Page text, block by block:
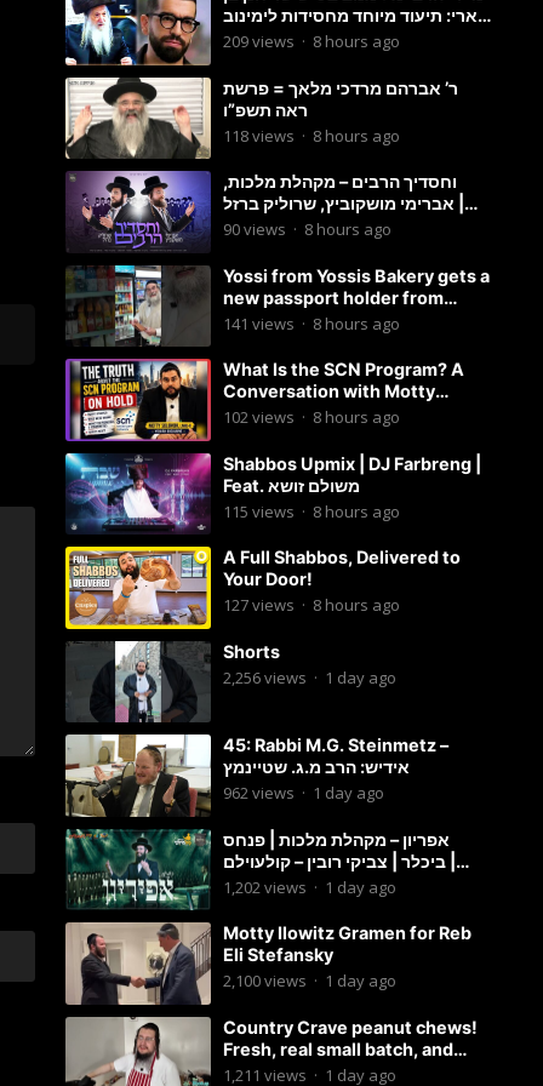
ארי: תיעוד מיוחד מחסידות לימינוב
שרים את השיר “השיבנו”
209views · 8 hours ago
ר’ אברהם מרדכי מלאך = פרשת
ראה תשפ”ו
118views · 8 hours ago
וחסדיך הרבים – מקהלת מלכות,
אברימי מושקוביץ, שרוליק ברזל |
Malchus Choir
90views · 8 hours ago
Yossi from Yossis Bakery gets a
new passport holder from
Globekeeper.co
141 views · 8 hours ago
What Is the SCN Program? A
Conversation with Motty
Solomon
102views · 8 hours ago
Shabbos Upmix | DJ Farbreng |
Feat. משולם זושא
115 views · 8 hours ago
A Full Shabbos, Delivered to
Your Door!
127views · 8 hours ago
Shorts
2,256views · 1 day ago
45: Rabbi M.G. Steinmetz –
אידיש: הרב מ.ג. שטיינמץ
962views · 1 day ago
אפריון – מקהלת מלכות | פנחס
ביכלר | צביקי רובין – קולעוילם |
Malchus Choir, Tzviki Rubin
1,202views · 1 day ago
Motty Ilowitz Gramen for Reb
Eli Stefansky
2,100views · 1 day ago
Country Crave peanut chews!
Fresh, real small batch, and
soft! – Status Island
1,211 views · 1 day ago